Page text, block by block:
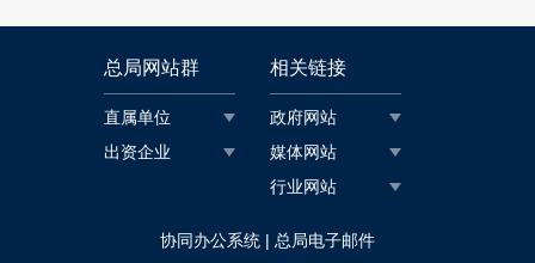
总局网站群
直属单位
出资企业
相关链接
政府网站
媒体网站
行业网站
协同办公系统 | 总局电子邮件